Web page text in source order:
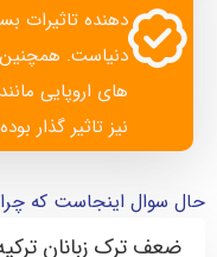
دهنده تاثیرات
دنیاست. همچنین
های اروپایی
نیز تاثیر گذار
حال سوال اینجاست که چرا
ضعف ترک زبانان